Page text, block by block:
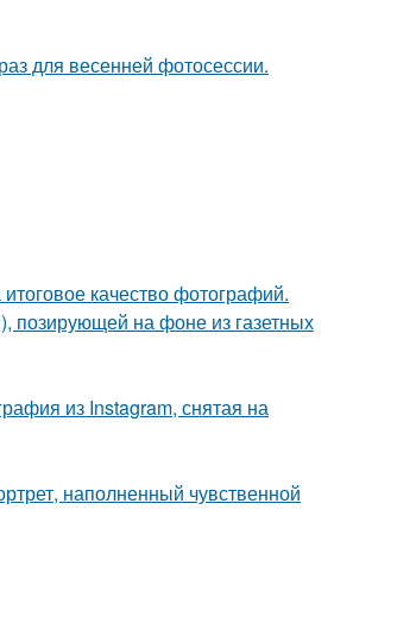
для весенней фотосессии.
качество фотографий.
позирующей на фоне из газетных
из Instagram, снятая на
наполненный чувственной